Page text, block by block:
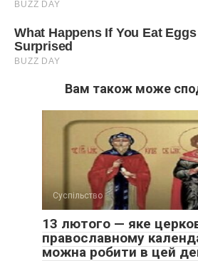
Вам також може
Суспільство
13 лютого — яке
православному
можна робити в цей